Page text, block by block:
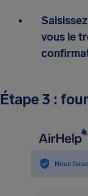
vous le
Étape 3 :